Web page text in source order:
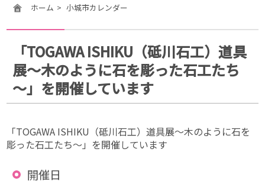
ホーム 小城市カレンダー
「TOGAWA ISHIKU（砥川石工）道具
展～木のように石を彫った石工たち
～」を開催しています
「TOGAWA ISHIKU（砥川石工）道具展～木のように石を
彫った石工たち～」を開催しています
開催日